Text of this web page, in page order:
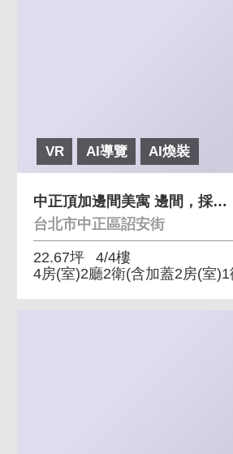
VR AI導覽 AI煥裝
中正頂加邊間美寓 邊間，採光佳。
台北市中正區詔安街
22.67坪
4/4樓
4房(室)2廳2衛(含加蓋2房(室)1